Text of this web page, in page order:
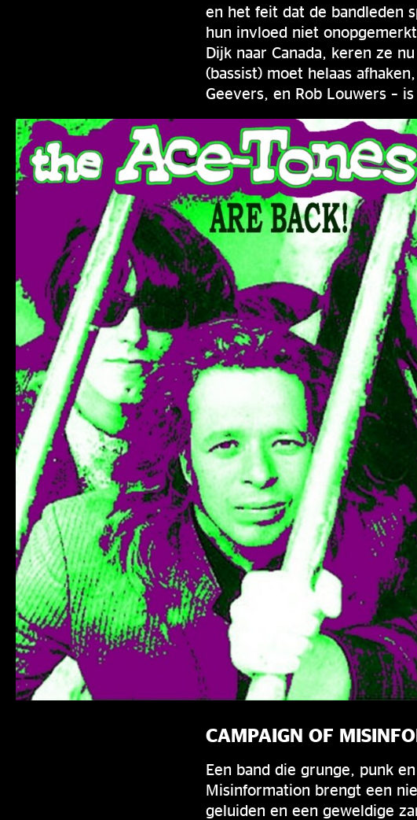
en het feit dat de bandleden
hun invloed niet
Dijk naar Canada, keren ze
(bassist) moet helaas
Geevers, en Rob Louwers –
CAMPAIGN OF
Een band die grunge, punk
Misinformation brengt een
geluiden en een geweldige